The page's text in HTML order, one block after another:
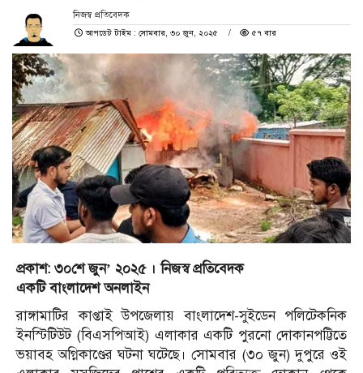
নিজস্ব প্রতিবেদক
আপডেট টাইম : সোমবার, ৩০ জুন, ২০২৫
৫৭ বার
প্রকাশ: ৩০শে জুন’ ২০২৫ । নিজস্ব প্রতিবেদক
একটি বাংলাদেশ অনলাইন
রাঙ্গামাটির কাপ্তাই উপজেলায় বাংলাদেশ-সুইডেন পলিটেকনিক
ইনস্টিটিউট (বিএসপিআই) এলাকার একটি পুরনো দোকানপট্টিতে
ভয়াবহ অগ্নিকাণ্ডের ঘটনা ঘটেছে। সোমবার (৩০ জুন) দুপুরে ওই